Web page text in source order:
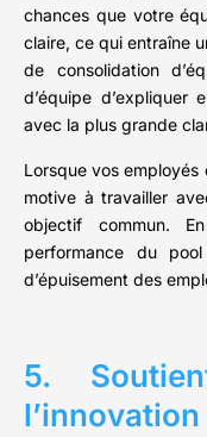
chances que votre
claire, ce qui entraîne
de consolidation
d’équipe d’expliquer
avec la plus grande
Lorsque vos employés
motive à travailler
objectif commun.
performance du
d’épuisement des
5.
l’innovation